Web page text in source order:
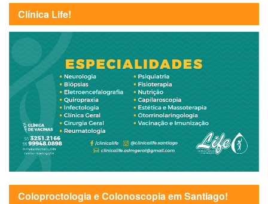
Clínica Life!
Coloproctologia e Colonoscopia em Santiago!